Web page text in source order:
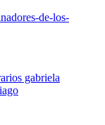
de-los-
gabriela